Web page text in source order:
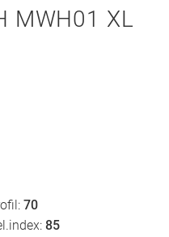
MWH01 XL
70
85